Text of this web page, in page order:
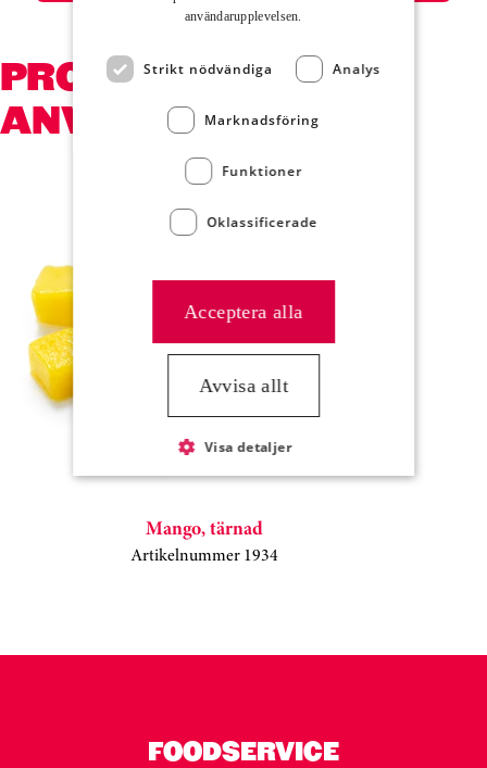
PRODUKTER SOM
ANVÄNDS
Hoppa över kortkarusell
Mango, tärnad
Artikelnummer 1934
FOODSERVICE
användar­upplevelsen.
Strikt nödvändiga Analys
Marknadsföring
Funktioner
Oklassificerade
Acceptera alla
Avvisa allt
Visa detaljer